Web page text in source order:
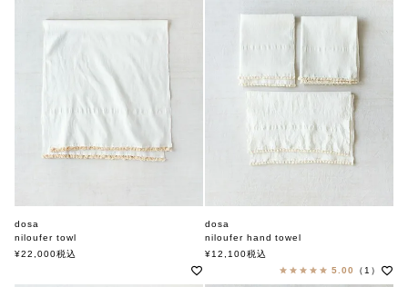
dosa
niloufer towl
ドーサ
¥22,000税込
dosa
niloufer hand towel
ドーサ
¥12,100税込
5.00
（1）